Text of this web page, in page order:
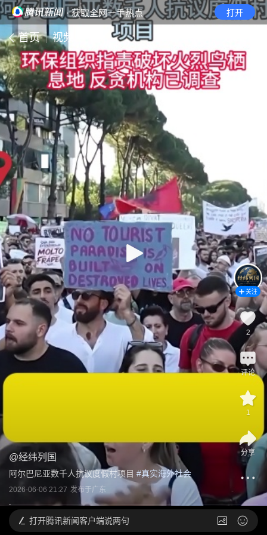
· 获取全网一手热点 打开
首页 视频
@经纬列国
阿尔巴尼亚数千人抗议度假村项目 #真实海外社会
2026-06-06 21:27 发布于广东
关注
2
评论
1
分享
打开腾讯新闻客户端说两句